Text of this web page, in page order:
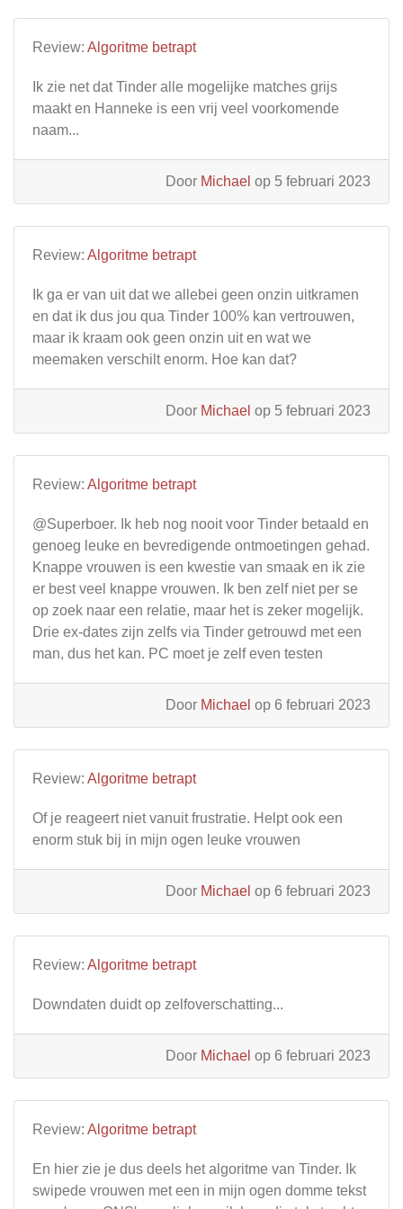
Review: Algoritme betrapt
Ik zie net dat Tinder alle mogelijke matches grijs
maakt en Hanneke is een vrij veel voorkomende
naam...
Door Michael op 5 februari 2023
Review: Algoritme betrapt
Ik ga er van uit dat we allebei geen onzin uitkramen
en dat ik dus jou qua Tinder 100% kan vertrouwen,
maar ik kraam ook geen onzin uit en wat we
meemaken verschilt enorm. Hoe kan dat?
Door Michael op 5 februari 2023
Review: Algoritme betrapt
@Superboer. Ik heb nog nooit voor Tinder betaald en
genoeg leuke en bevredigende ontmoetingen gehad.
Knappe vrouwen is een kwestie van smaak en ik zie
er best veel knappe vrouwen. Ik ben zelf niet per se
op zoek naar een relatie, maar het is zeker mogelijk.
Drie ex-dates zijn zelfs via Tinder getrouwd met een
man, dus het kan. PC moet je zelf even testen
Door Michael op 6 februari 2023
Review: Algoritme betrapt
Of je reageert niet vanuit frustratie. Helpt ook een
enorm stuk bij in mijn ogen leuke vrouwen
Door Michael op 6 februari 2023
Review: Algoritme betrapt
Downdaten duidt op zelfoverschatting...
Door Michael op 6 februari 2023
Review: Algoritme betrapt
En hier zie je dus deels het algoritme van Tinder. Ik
swipede vrouwen met een in mijn ogen domme tekst